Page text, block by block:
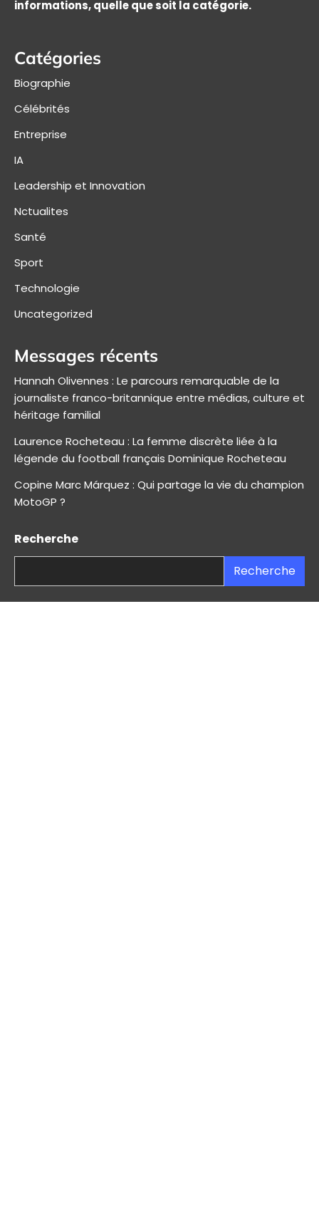
informations, quelle que soit la catégorie.
Catégories
Biographie
Célébrités
Entreprise
IA
Leadership et Innovation
Nctualites
Santé
Sport
Technologie
Uncategorized
Messages récents
Hannah Olivennes : Le parcours remarquable de la
journaliste franco-britannique entre médias, culture et
héritage familial
Laurence Rocheteau : La femme discrète liée à la
légende du football français Dominique Rocheteau
Copine Marc Márquez : Qui partage la vie du champion
MotoGP ?
Recherche
Recherche